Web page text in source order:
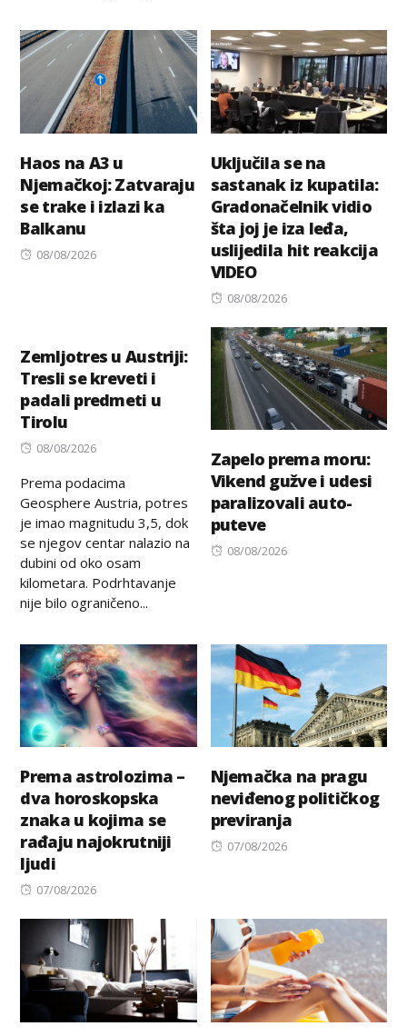
Haos na A3 u
Njemačkoj: Zatvaraju
se trake i izlazi ka
Balkanu
Posted
08/08/2026
Uključila se na
sastanak iz kupatila:
Gradonačelnik vidio
šta joj je iza leđa,
uslijedila hit reakcija
VIDEO
Posted
08/08/2026
Zemljotres u Austriji:
Tresli se kreveti i
padali predmeti u
Tirolu
Posted
08/08/2026
Prema podacima
Geosphere Austria, potres
je imao magnitudu 3,5, dok
se njegov centar nalazio na
dubini od oko osam
kilometara. Podrhtavanje
nije bilo ograničeno...
Zapelo prema moru:
Vikend gužve i udesi
paralizovali auto-
puteve
Posted
08/08/2026
Prema astrolozima –
dva horoskopska
znaka u kojima se
rađaju najokrutniji
ljudi
Posted
07/08/2026
Njemačka na pragu
neviđenog političkog
previranja
Posted
07/08/2026